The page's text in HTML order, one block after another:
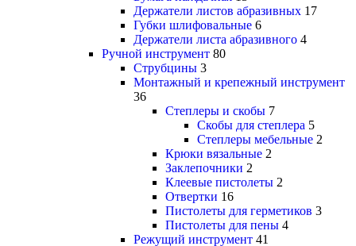
Держатели листов абразивных 17
Губки шлифовальные 6
Держатели листа абразивного 4
Ручной инструмент 80
Струбцины 3
Монтажный и крепежный инструмент
36
Степлеры и скобы 7
Скобы для степлера 5
Степлеры мебельные 2
Крюки вязальные 2
Заклепочники 2
Клеевые пистолеты 2
Отвертки 16
Пистолеты для герметиков 3
Пистолеты для пены 4
Режущий инструмент 41